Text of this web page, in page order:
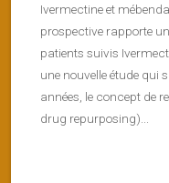
Ivermectine et
prospective rapporte
patients suivis
une nouvelle étude qui
années, le concept de
drug repurposing)...